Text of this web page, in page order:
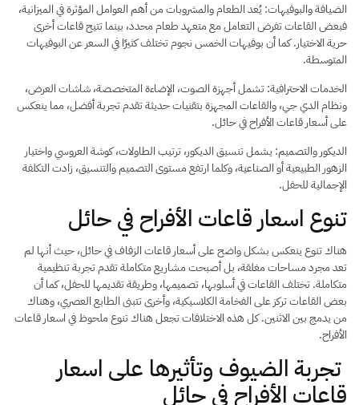
الضيافة والبوفيهات: يُعد الطعام والمشروبات من أهم العوامل المؤثرة في الميزانية،
فبعض القاعات تفرض التعامل مع متعهد طعام محدد، بينما تتيح قاعات أخرى
حرية الاختيار. كما أن بوفيهات الخمس نجوم تختلف كثيرًا في السعر عن البوفيهات
المتوسطة.
​الخدمات الاحترافية: تشمل أجهزة الصوت، الإضاءة المتخصصة، شاشات العرض،
ونظام الدي جي، والقاعات المجهزة بتقنيات حديثة تقدم تجربة أفضل، مما ينعكس
على أسعار قاعات الأفراح في حائل.
الديكور والتصميم: يشمل تنسيق الديكور، ترتيب الطاولات، كوشة العروسي واختيار
الزهور الطبيعية أو الصناعية، وكلما ارتفع مستوى التصميم والتنسيق، زادت التكلفة
الإجمالية للحفل.​
تنوع اسعار قاعات الأفراح في حائل
هناك تنوع ينعكس بشكل واضح على أسعار قاعات الزفاف في حائل، حيث أنها لم
تعد مجرد مساحات مغلقة، بل أصبحت مشاريع متكاملة تقدم تجربة تنظيمية
متكاملة. تختلف القاعات في أسلوبها، تصميمها، وطريقة تقديمها للحفل، كما أن
بعض القاعات تركز على الفخامة الكلاسيكية، وأخرى تتبنى الطابع العصري، وهناك
من يدمج بين الاثنين. كل هذه الاختلافات تجعل هناك تنوع ملحوظ في اسعار قاعات
الأفراح.
تجربة الضيوف وتأثيرها على اسعار
قاعات الأفراح في حائل